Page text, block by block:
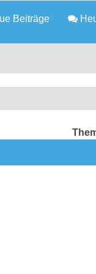
Beiträge